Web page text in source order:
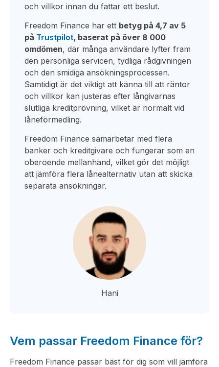
och villkor innan du fattar ett beslut.
Freedom Finance har ett betyg på 4,7 av 5
på Trustpilot, baserat på över 8 000
omdömen, där många användare lyfter fram
den personliga servicen, tydliga rådgivningen
och den smidiga ansökningsprocessen.
Samtidigt är det viktigt att känna till att räntor
och villkor kan justeras efter långivarnas
slutliga kreditprövning, vilket är normalt vid
låneförmedling.
Freedom Finance samarbetar med flera
banker och kreditgivare och fungerar som en
oberoende mellanhand, vilket gör det möjligt
att jämföra flera lånealternativ utan att skicka
separata ansökningar.
Hani
Vem passar Freedom Finance för?
Freedom Finance passar bäst för dig som vill jämföra